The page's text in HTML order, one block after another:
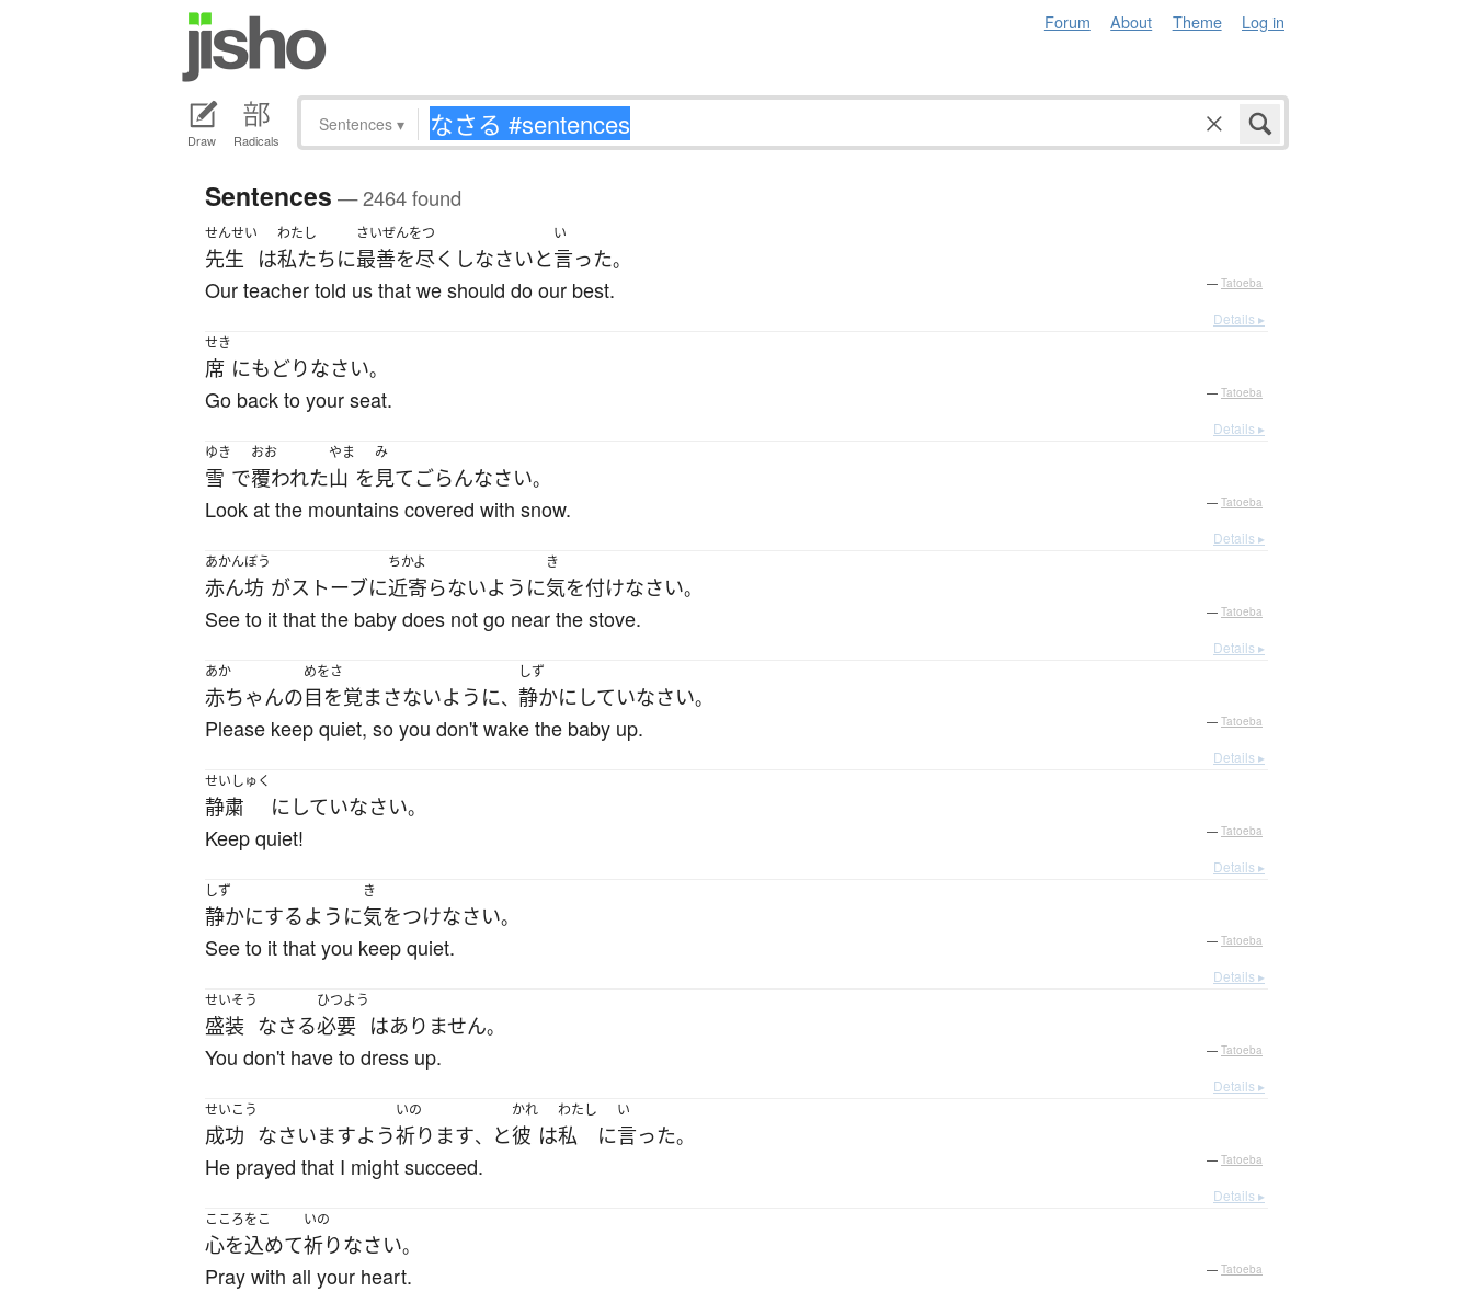
Forum About Theme Log in
Draw Radicals
Sentences ▾
Sentences — 2464 found
せんせい
先生 は
わたし
私たちに
さいぜんをつ
最善を尽くしなさいと
い
言った。
Our teacher told us that we should do our best. — Tatoeba
Details ▸
せき
席 にもどりなさい。
Go back to your seat. — Tatoeba
Details ▸
ゆき
雪 で
おお
覆われた
やま
山 を
み
見てごらんなさい。
Look at the mountains covered with snow. — Tatoeba
Details ▸
あかんぼう
赤ん坊 がストーブに
ちかよ
近寄らないように
き
気を付けなさい。
See to it that the baby does not go near the stove. — Tatoeba
Details ▸
あか
赤ちゃんの
めをさ
目を覚まさないように、
しず
静かに していなさい。
Please keep quiet, so you don't wake the baby up. — Tatoeba
Details ▸
せいしゅく
静粛 に していなさい。
Keep quiet! — Tatoeba
Details ▸
しず
静かにするように
き
気をつけなさい。
See to it that you keep quiet. — Tatoeba
Details ▸
せいそう
盛装 なさる
ひつよう
必要 はありません。
You don't have to dress up. — Tatoeba
Details ▸
せいこう
成功 なさいますよう
いの
祈ります、 と
かれ
彼 は
わたし
私 に
い
言った。
He prayed that I might succeed. — Tatoeba
Details ▸
こころをこ
心を込めて
いの
祈りなさい。
Pray with all your heart. — Tatoeba